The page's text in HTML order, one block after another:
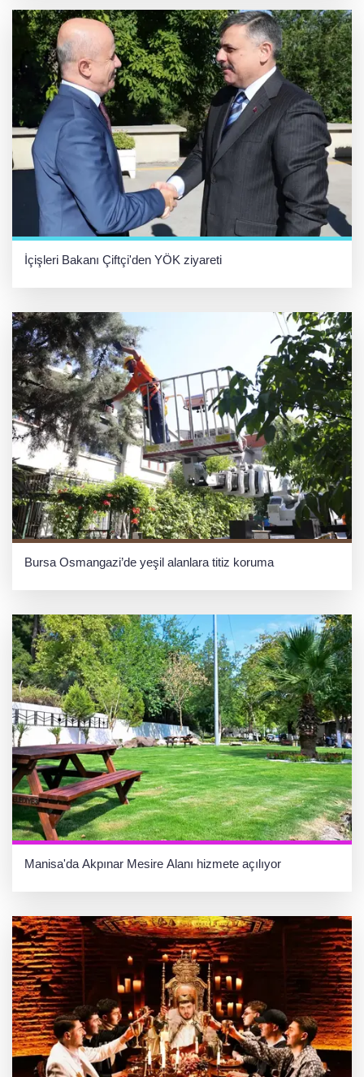
İçişleri Bakanı Çiftçi'den YÖK ziyareti
Bursa Osmangazi’de yeşil alanlara titiz koruma
Manisa'da Akpınar Mesire Alanı hizmete açılıyor